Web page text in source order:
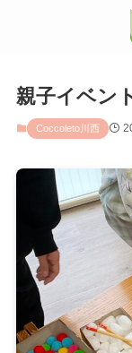
親子イベン
Coccoleto川西